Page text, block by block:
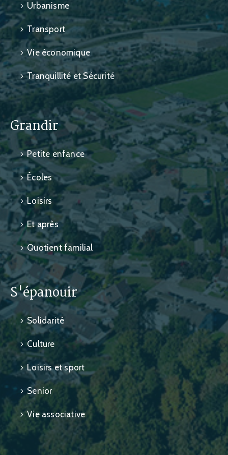
Urbanisme
Transport
Vie économique
Tranquillité et Sécurité
Grandir
Petite enfance
Écoles
Loisirs
Et après
Quotient familial
S'épanouir
Solidarité
Culture
Loisirs et sport
Senior
Vie associative